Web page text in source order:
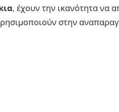
, έχουν την ικανότητα να
στην